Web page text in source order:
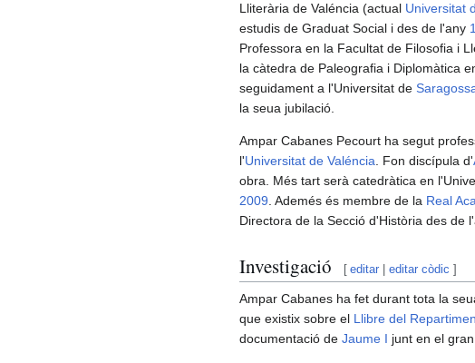
Lliterària de Valéncia (actual Universitat
estudis de Graduat Social i des de l'any
Professora en la Facultat de Filosofia i
la càtedra de Paleografia i Diplomàtica
seguidament a l'Universitat de
la seua jubilació.
Ampar Cabanes Pecourt ha segut
l'Universitat de Valéncia . Fon discípula d'
obra. Més tart serà catedràtica en
2009 . Ademés és membre de la Real
Directora de la Secció d'Història des de
Investigació [ editar |editar còdic ]
Ampar Cabanes ha fet durant tota la
que existix sobre el Llibre del
documentació de Jaume I junt en el